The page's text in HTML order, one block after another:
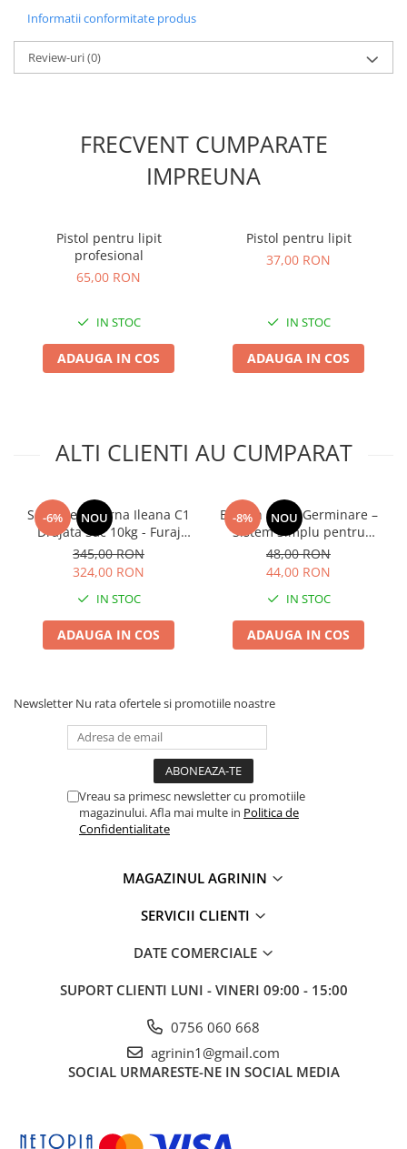
Informatii conformitate produs
Review-uri(0)
FRECVENT CUMPARATE
IMPREUNA
Pistol pentru lipit
profesional
65,00 RON
IN STOC
ADAUGA IN COS
Pistol pentru lipit
37,00 RON
IN STOC
ADAUGA IN COS
ALTI CLIENTI AU CUMPARAT
-6% NOU
Seminte Lucerna Ileana C1
Drajata Sac 10kg - Furaj
Premium de Inalta
Productivitate
345,00 RON
324,00 RON
IN STOC
ADAUGA IN COS
-8% NOU
Borcan Sticla Germinare –
Sistem Simplu pentru
Muguri si Microgreens
Acasa
48,00 RON
44,00 RON
IN STOC
ADAUGA IN COS
Newsletter Nu rata ofertele si promotiile noastre
Vreau sa primesc newsletter cu promotiile
magazinului. Afla mai multe in Politica de
Confidentialitate
MAGAZINUL AGRININ
SERVICII CLIENTI
DATE COMERCIALE
SUPORT CLIENTI LUNI - VINERI 09:00 - 15:00
0756 060 668
agrinin1@gmail.com
SOCIAL URMARESTE-NE IN SOCIAL MEDIA